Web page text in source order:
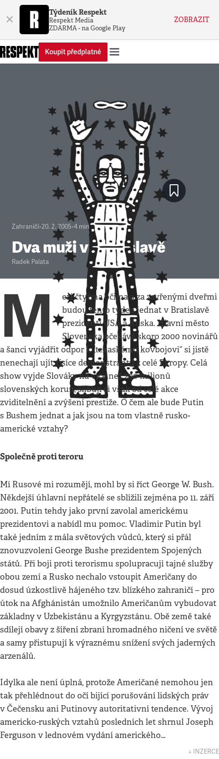
× Týdeník Respekt
Respekt Media
ZDARMA - na Google Play
ZOBRAZIT
Koupit předplatné
Zahraničí•20. 2. 2005•4 minuty
Dva muži v Bratislavě
Radek Palata
M
ezi čtyřma očima a za zavřenými dveřmi
budou tento týden jednat v Bratislavě
prezidenti USA a Ruska. Hlavní město
Slovenska očekává skoro 2000 novinářů
a šanci vyjádřit odpor k „texaskému kovbojovi“ si jistě
nenechají ujít tisíce demonstrantů z celé Evropy. Celá
show vyjde Slováky na více než 200 milionů
slovenských korun, slibují si však od celé akce
zviditelnění a zvýšení prestiže. O čem ale bude Putin
s Bushem jednat a jak jsou na tom vlastně rusko-
americké vztahy?
Společně proti teroru
Mí Rusové mi rozumějí, mohl by si říct George W. Bush.
Někdejší úhlavní nepřátelé se sblížili zejména po 11. září
2001. Putin tehdy jako první zavolal americkému
prezidentovi a nabídl mu pomoc. Vladimir Putin byl
také jedním z mála světových vůdců, který si přál
znovuzvolení George Bushe prezidentem Spojených
států. Při boji proti terorismu spolupracují tajné služby
obou zemí a Rusko nechalo vstoupit Američany do
dosud úzkostlivě hájeného tzv. blízkého zahraničí – pro
útok na Afghánistán umožnilo Američanům vybudovat
základny v Uzbekistánu a Kyrgyzstánu. Obě země také
sdílejí obavy z šíření zbraní hromadného ničení ve světě
a samy přistupují k výraznému snížení svých jaderných
arzenálů.
Idylka ale není úplná, protože Američané nemohou jen
tak přehlédnout do očí bijící porušování lidských práv
v Čečensku ani Putinovy autoritativní tendence. Vývoj
americko-ruských vztahů posledních let shrnul Joseph
Ferguson v lednovém vydání amerického…
↓ INZERCE